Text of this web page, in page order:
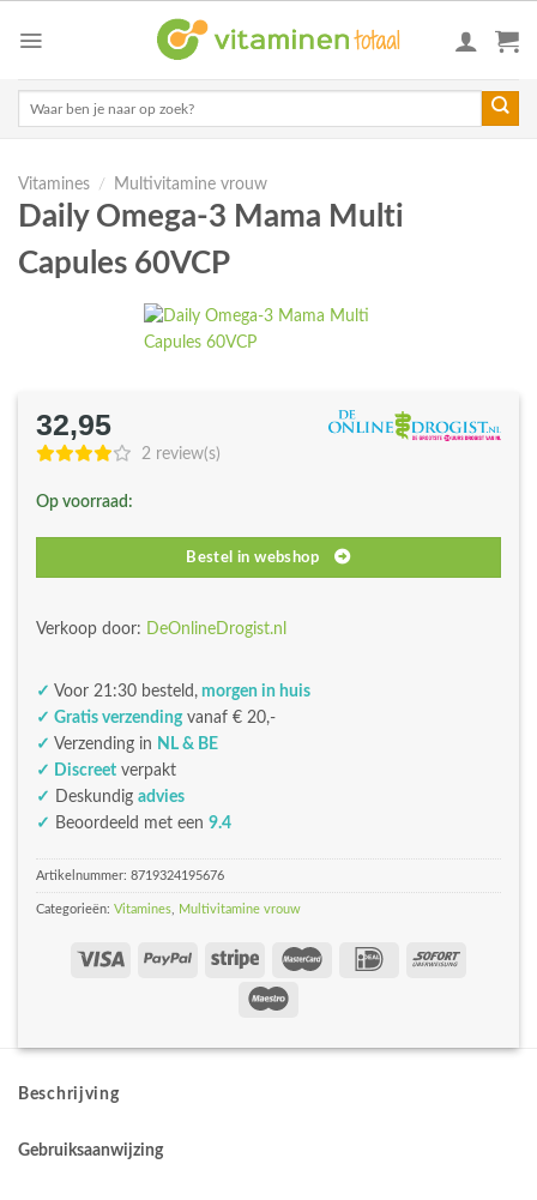
Vitamines / Multivitamine vrouw
Daily Omega-3 Mama Multi
Capules 60VCP
32,95
2 review(s)
Op voorraad:
Bestel in webshop
Verkoop door: DeOnlineDrogist.nl
✓ Voor 21:30 besteld, morgen in huis
✓ Gratis verzendingvanaf € 20,-
✓ Verzending in NL & BE
✓ Discreet verpakt
✓
Deskundig advies
✓ Beoordeeld met een 9.4
Artikelnummer: 8719324195676
Categorieën: Vitamines Multivitamine vrouw
Beschrijving
Gebruiksaanwijzing